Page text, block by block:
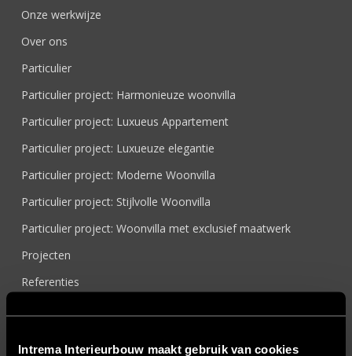
Intrema Interieurbouw maakt gebruik van cookies
Onze werkwijze
Over ons
Particulier
Particulier project: Harmonieuze woonvilla
Particulier project: Luxueus Appartement
Particulier project: Luxueuze elegantie
Particulier project: Moderne Woonvilla
Particulier project: Stijlvolle Woonvilla
Particulier project: Woonvilla met exclusief maatwerk
Projecten
Referenties